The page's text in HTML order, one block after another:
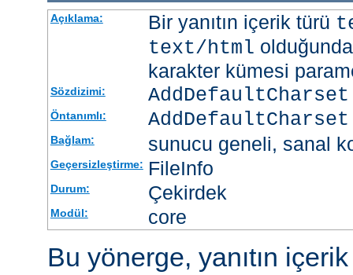
Açıklama: Bir yanıtın içerik türü
text/html
karakter kümesi
Sözdizimi:
Öntanımlı:
Bağlam: sunucu geneli, sanal
Geçersizleştirme: FileInfo
Durum: Çekirdek
Modül: core
Bu yönerge, yanıtın